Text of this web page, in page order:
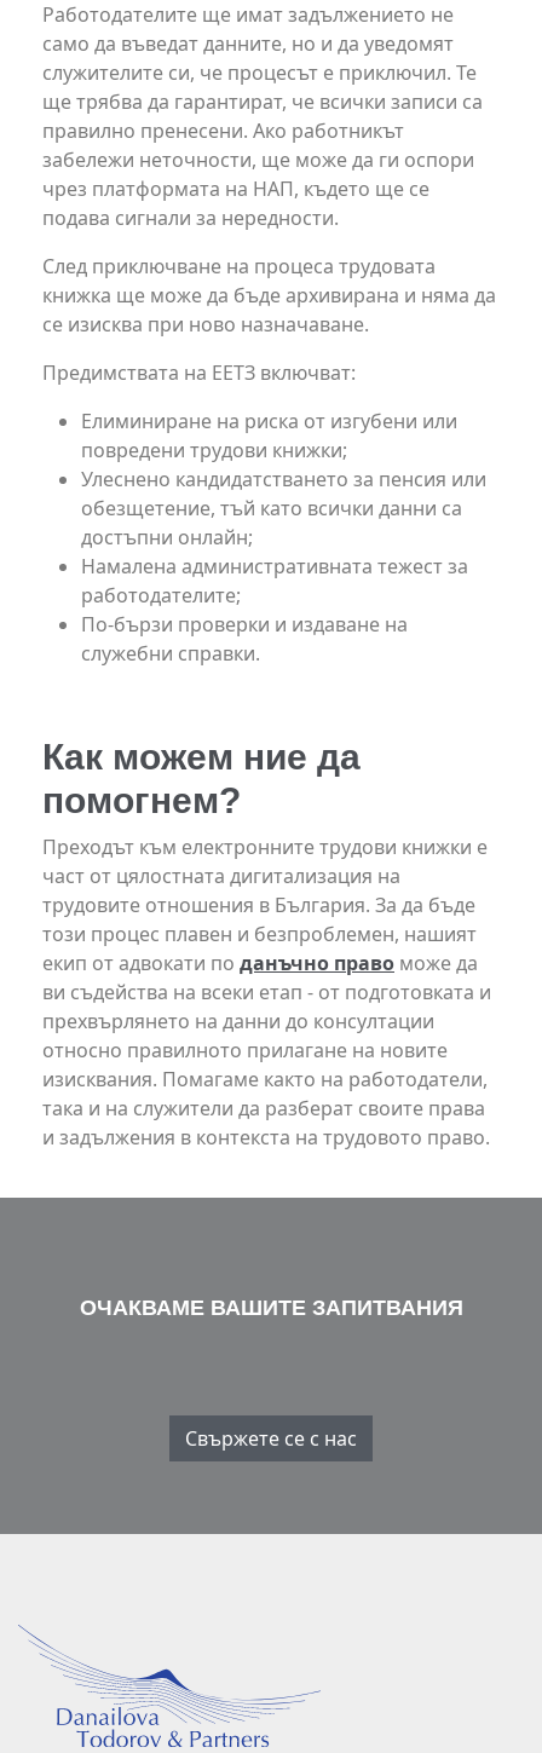
Работодателите ще имат задължението не
само да въведат данните, но и да уведомят
служителите си, че процесът е приключил. Те
ще трябва да гарантират, че всички записи са
правилно пренесени. Ако работникът
забележи неточности, ще може да ги оспори
чрез платформата на НАП, където ще се
подава сигнали за нередности.
След приключване на процеса трудовата
книжка ще може да бъде архивирана и няма да
се изисква при ново назначаване.
Предимствата на ЕЕТЗ включват:
Елиминиране на риска от изгубени или
повредени трудови книжки;
Улеснено кандидатстването за пенсия или
обезщетение, тъй като всички данни са
достъпни онлайн;
Намалена административната тежест за
работодателите;
По-бързи проверки и издаване на
служебни справки.
Как можем ние да
помогнем?
Преходът към електронните трудови книжки е
част от цялостната дигитализация на
трудовите отношения в България. За да бъде
този процес плавен и безпроблемен, нашият
екип от адвокати по данъчно право може да
ви съдейства на всеки етап - от подготовката и
прехвърлянето на данни до консултации
относно правилното прилагане на новите
изисквания. Помагаме както на работодатели,
така и на служители да разберат своите права
и задължения в контекста на трудовото право.
ОЧАКВАМЕ ВАШИТЕ ЗАПИТВАНИЯ
Свържете се с нас